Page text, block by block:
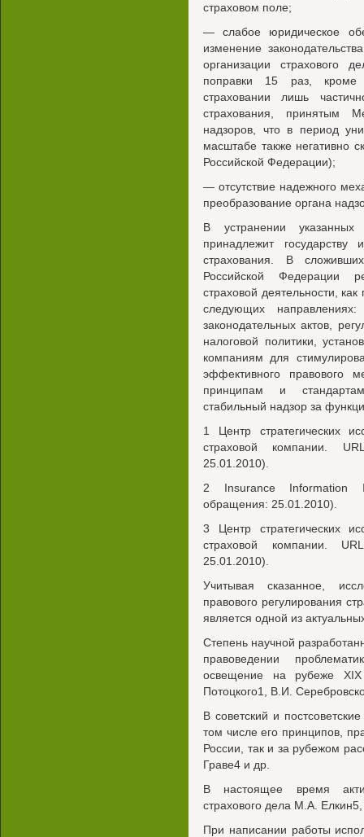
страховом поле;
— слабое юридическое
изменение
организации страхового
поправки 15 раз, кроме
страховании лишь
страхования, принятым
надзоров, что в период
масштабе также негативно
Российской Федерации);
— отсутствие надежного
преобразование органа
В устранении
принадлежит
страхования. В
Российской Федерации
страховой деятельности,
следующих направлениях:
законодательных актов,
налоговой политики,
компаниям для
эффективного правового
принципам и
стабильный надзор за
1 Центр стратегических
страховой компании.
25.01.2010).
2 Insurance Information
обращения: 25.01.2010).
3 Центр стратегических
страховой компании.
25.01.2010).
Учитывая сказанное,
правового регулирования
является одной из
Степень научной
правоведении
освещение на рубеже
Потоцкого1, В.И.
В советский и
том числе его принципов,
России, так и за рубежом
Граве4 и др.
В настоящее время
страхового дела М.А.
При написании работы